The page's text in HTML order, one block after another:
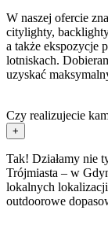
W naszej ofercie
citylighty,
a także ekspozycje
lotniskach.
uzyskać
Czy realizujecie
+
Tak! Działamy nie
Trójmiasta – w
lokalnych
outdoorowe